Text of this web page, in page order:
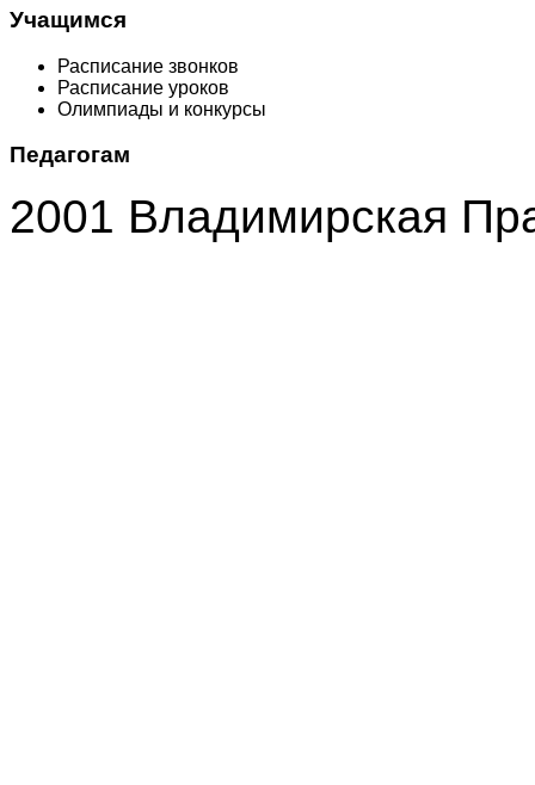
Учащимся
Расписание звонков
Расписание уроков
Олимпиады и конкурсы
Педагогам
2001 Владимирская